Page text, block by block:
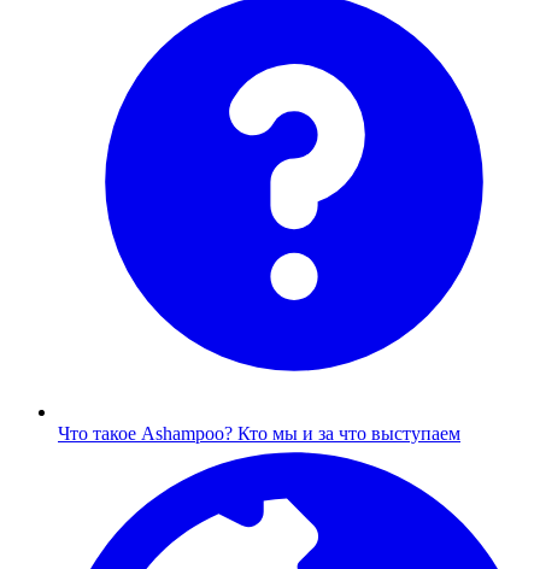
Что такое Ashampoo? Кто мы и за что выступаем